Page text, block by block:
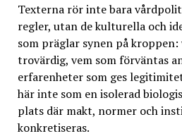
Texterna rör inte bara
regler, utan de kulturella och
som präglar synen på kroppen:
trovärdig, vem som förväntas
erfarenheter som ges
här inte som en isolerad
plats där makt, normer och
konkretiseras.